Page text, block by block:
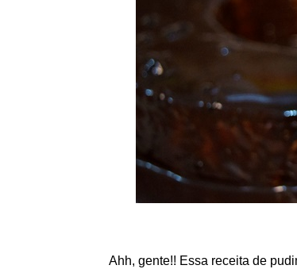
Ahh, gente!! Essa receita de